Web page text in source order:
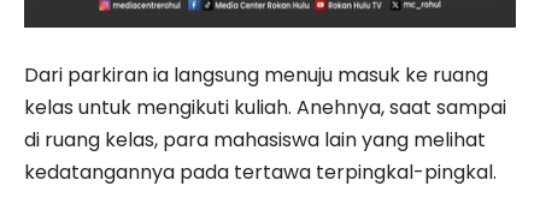
Dari parkiran ia langsung menuju masuk ke ruang
kelas untuk mengikuti kuliah. Anehnya, saat sampai
di ruang kelas, para mahasiswa lain yang melihat
kedatangannya pada tertawa terpingkal-pingkal.